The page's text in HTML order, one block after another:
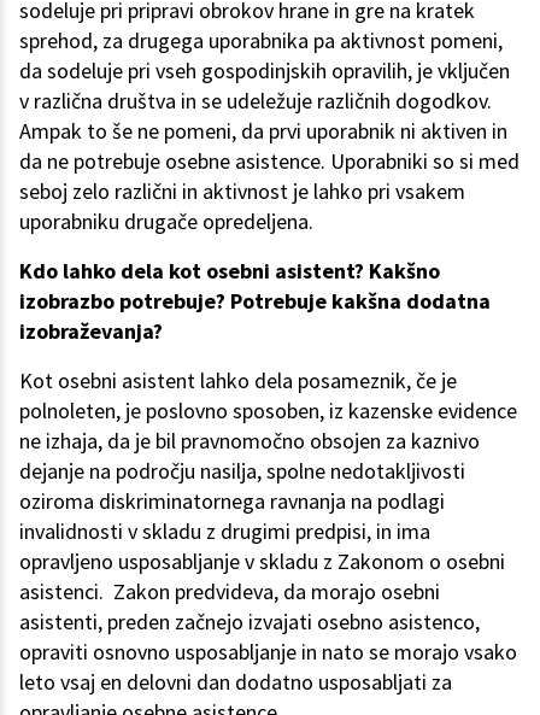
sodeluje pri pripravi obrokov hrane in gre na kratek
sprehod, za drugega uporabnika pa aktivnost pomeni,
da sodeluje pri vseh gospodinjskih opravilih, je vključen
v različna društva in se udeležuje različnih dogodkov.
Ampak to še ne pomeni, da prvi uporabnik ni aktiven in
da ne potrebuje osebne asistence. Uporabniki so si med
seboj zelo različni in aktivnost je lahko pri vsakem
uporabniku drugače opredeljena.
Kdo lahko dela kot osebni asistent? Kakšno
izobrazbo potrebuje? Potrebuje kakšna dodatna
izobraževanja?
Kot osebni asistent lahko dela posameznik, če je
polnoleten, je poslovno sposoben, iz kazenske evidence
ne izhaja, da je bil pravnomočno obsojen za kaznivo
dejanje na področju nasilja, spolne nedotakljivosti
oziroma diskriminatornega ravnanja na podlagi
invalidnosti v skladu z drugimi predpisi, in ima
opravljeno usposabljanje v skladu z Zakonom o osebni
asistenci. Zakon predvideva, da morajo osebni
asistenti, preden začnejo izvajati osebno asistenco,
opraviti osnovno usposabljanje in nato se morajo vsako
leto vsaj en delovni dan dodatno usposabljati za